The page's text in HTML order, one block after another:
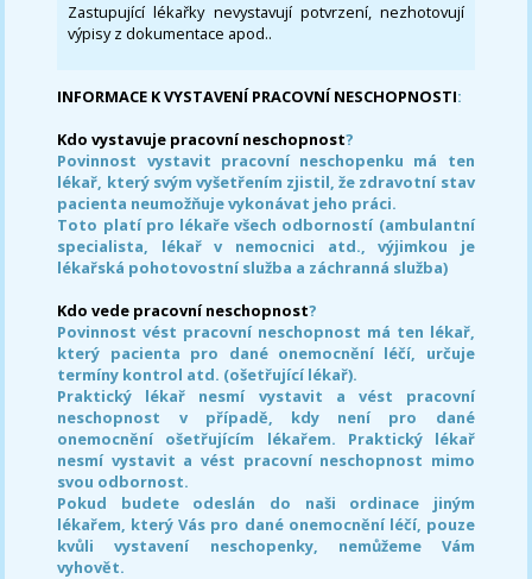
Zastupující lékařky nevystavují potvrzení, nezhotovují
výpisy z dokumentace apod..
INFORMACE K VYSTAVENÍ PRACOVNÍ NESCHOPNOSTI:
Kdo vystavuje pracovní neschopnost?
Povinnost vystavit pracovní neschopenku má ten
lékař, který svým vyšetřením zjistil, že zdravotní stav
pacienta neumožňuje vykonávat jeho práci.
Toto platí pro lékaře všech odborností (ambulantní
specialista, lékař v nemocnici atd., výjimkou je
lékařská pohotovostní služba a záchranná služba)
Kdo vede pracovní neschopnost?
Povinnost vést pracovní neschopnost má ten lékař,
který pacienta pro dané onemocnění léčí, určuje
termíny kontrol atd. (ošetřující lékař).
Praktický lékař nesmí vystavit a vést pracovní
neschopnost v případě, kdy není pro dané
onemocnění ošetřujícím lékařem. Praktický lékař
nesmí vystavit a vést pracovní neschopnost mimo
svou odbornost.
Pokud budete odeslán do naši ordinace jiným
lékařem, který Vás pro dané onemocnění léčí, pouze
kvůli vystavení neschopenky, nemůžeme Vám
vyhovět.